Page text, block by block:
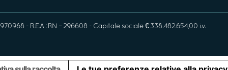
- R.E.A : RN – 296608 - Capitale sociale € 338.482.654,00 i.v.